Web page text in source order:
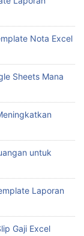
Excel
Barang untuk
Laporan
Nota Excel
Sheets Mana
untuk